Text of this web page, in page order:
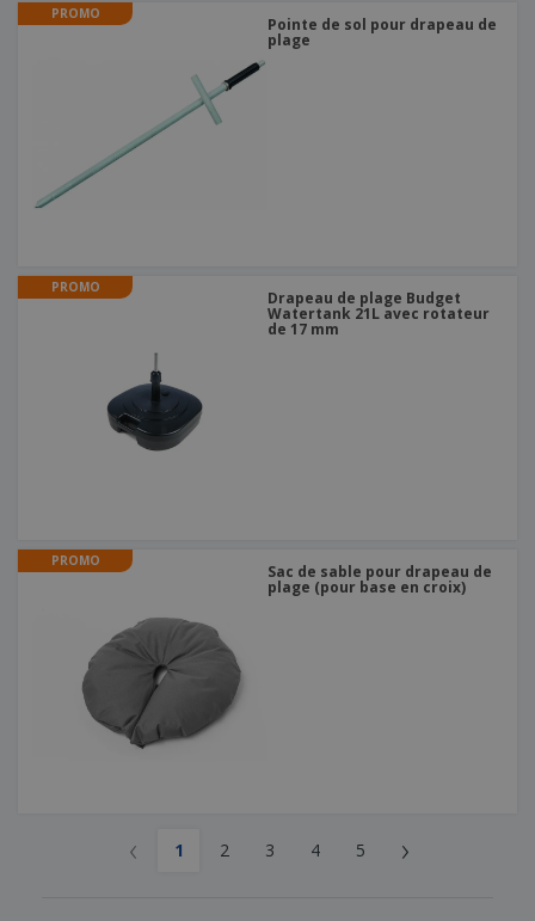
PROMO
Pointe de sol pour drapeau de
plage
PROMO
Drapeau de plage Budget
Watertank 21L avec rotateur
de 17 mm
PROMO
Sac de sable pour drapeau de
plage (pour base en croix)
‹ 1 2 3 4 5 ›